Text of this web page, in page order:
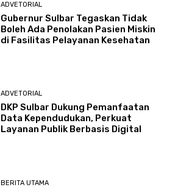
ADVETORIAL
Gubernur Sulbar Tegaskan Tidak
Boleh Ada Penolakan Pasien Miskin
di Fasilitas Pelayanan Kesehatan
ADVETORIAL
DKP Sulbar Dukung Pemanfaatan
Data Kependudukan, Perkuat
Layanan Publik Berbasis Digital
BERITA UTAMA